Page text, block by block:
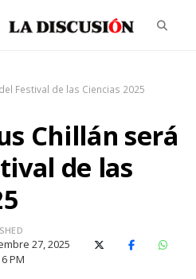
Festival de las Ciencias 2025
Chillán será
de las
27, 2025
PM
X (Twitter)Facebook